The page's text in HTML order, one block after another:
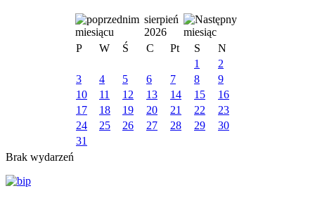
sierpień
2026
P
W Ś C Pt S
N
1
2
3
4 5 6 7 8
9
10
11 12 13 14 15
16
17
18 19 20 21 22
23
24
25 26 27 28 29
30
31
Brak wydarzeń